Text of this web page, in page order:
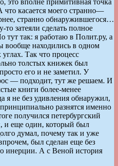
касается моего странно—
странно обнаружившегося…
затеяли сделать полное
тут так: я работаю в Полит.ру, а
находились в одном
Так что процесс
толстых книжек был
его и не заметил. У
— подходит, тут же решаем. И
книги более-менее
я не без удивления обнаружил,
разнятся именно
получился петербургский
и еще один, который был
думал, почему так и уже
был сделан еще без
инерции. А с Веной история